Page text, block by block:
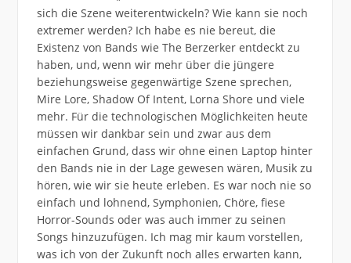
sich die Szene weiterentwickeln? Wie kann sie noch
extremer werden? Ich habe es nie bereut, die
Existenz von Bands wie The Berzerker entdeckt zu
haben, und, wenn wir mehr über die jüngere
beziehungsweise gegenwärtige Szene sprechen,
Mire Lore, Shadow Of Intent, Lorna Shore und viele
mehr. Für die technologischen Möglichkeiten heute
müssen wir dankbar sein und zwar aus dem
einfachen Grund, dass wir ohne einen Laptop hinter
den Bands nie in der Lage gewesen wären, Musik zu
hören, wie wir sie heute erleben. Es war noch nie so
einfach und lohnend, Symphonien, Chöre, fiese
Horror-Sounds oder was auch immer zu seinen
Songs hinzuzufügen. Ich mag mir kaum vorstellen,
was ich von der Zukunft noch alles erwarten kann,